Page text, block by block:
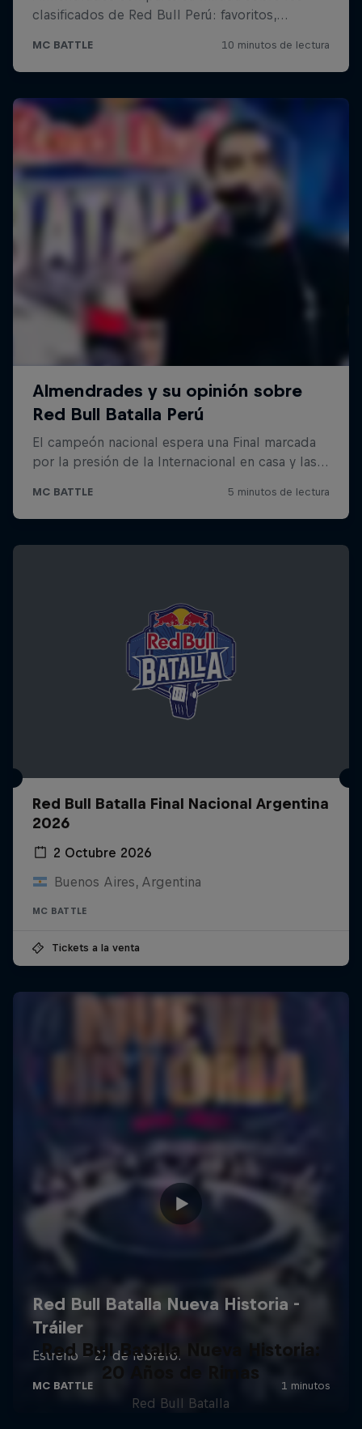
Red Bull Batalla Final Nacional Argentina
2026
2 Octubre 2026
Buenos Aires, Argentina
MC BATTLE
Tickets a la venta
Red Bull Batalla Nueva Historia:
20 Años de Rimas
Red Bull Batalla